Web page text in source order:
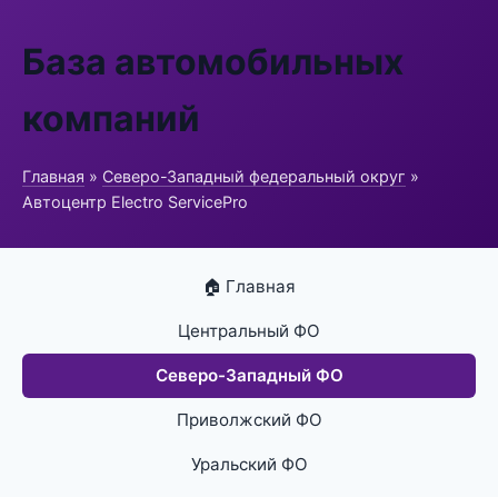
База автомобильных
компаний
Главная » Северо-Западный федеральный округ »
Автоцентр Electro ServicePro
🏠 Главная
Центральный ФО
Северо-Западный ФО
Приволжский ФО
Уральский ФО